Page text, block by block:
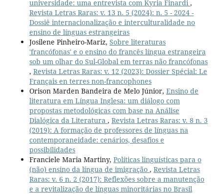
universidade: uma entrevista com Kyria Finardi ,
Revista Letras Raras: v. 13 n. 5 (2024): n. 5 - 2024 -
Dossiê internacionalização e interculturalidade no
ensino de línguas estrangeiras
Josilene Pinheiro-Mariz, Sobre literaturas
'francófonas' e o ensino do francês língua estrangeira
sob um olhar do Sul-Global em terras não francófonas
, Revista Letras Raras: v. 12 (2023): Dossier Spécial: Le
Français en terres non-francophones
Orison Marden Bandeira de Melo Júnior, Ensino de
literatura em Língua Inglesa: um diálogo com
propostas metodológicas com base na Análise
Dialógica da Literatura , Revista Letras Raras: v. 8 n. 3
(2019): A formação de professores de línguas na
contemporaneidade: cenários, desafios e
possibilidades
Franciele Maria Martiny, Políticas linguísticas para o
(não) ensino da língua de imigração , Revista Letras
Raras: v. 6 n. 2 (2017): Reflexões sobre a manutenção
e a revitalização de línguas minoritárias no Brasil